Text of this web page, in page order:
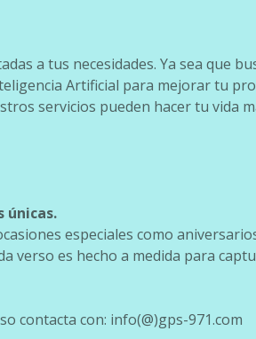
a tus necesidades. Ya sea que
Artificial para mejorar tu
servicios pueden hacer tu vida
únicas.
especiales como
verso es hecho a medida para
contacta con: info(@)gps-971.com